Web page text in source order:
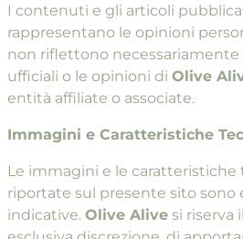
I contenuti e gli articoli
rappresentano le opinioni
non riflettono necessariamente
ufficiali o le opinioni di Olive
entità affiliate o associate.
Immagini e Caratteristiche
Le immagini e le caratteristiche
riportate sul presente sito sono
indicative. Olive Alive si riserva